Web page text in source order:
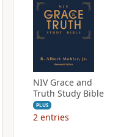
NIV Grace and
Truth Study Bible
PLUS
2 entries